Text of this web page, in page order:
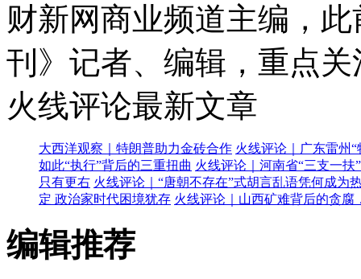
财新网商业频道主编，
刊》记者、编辑，重点
火线评论最新文章
大西洋观察｜特朗普助力金砖合作 火线评论｜广东雷州
如此“执行”背后的三重扭曲 火线评论｜河南省“三支一
只有更右 火线评论｜“唐朝不存在”式胡言乱语凭何成为
定 政治家时代困境犹存 火线评论｜山西矿难背后的贪
编辑推荐